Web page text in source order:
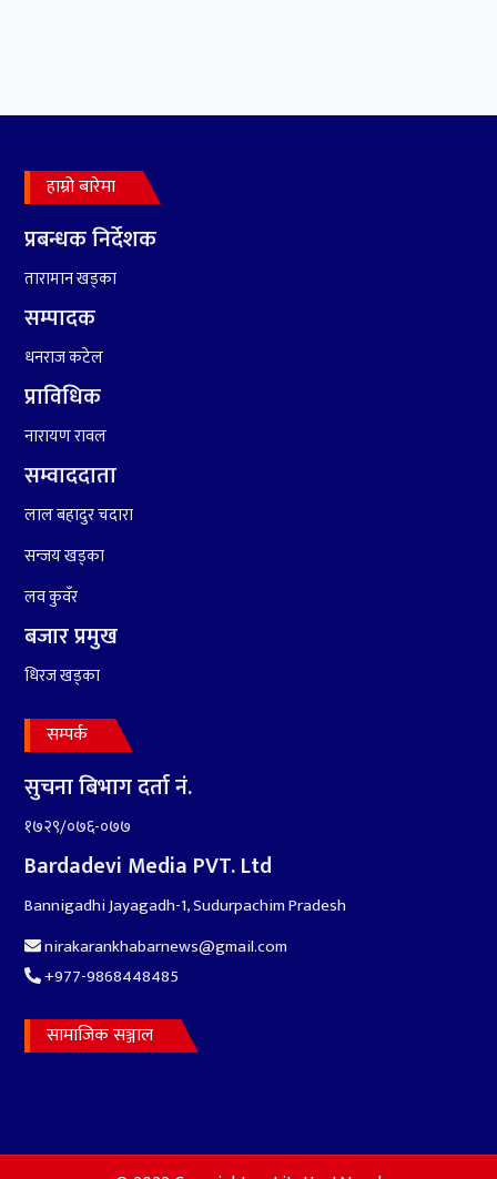
७
हामी पनि त उडाउछौ ।
हाम्रो बारेमा
प्रबन्धक निर्देशक
तारामान खड्का
सम्पादक
धनराज कटेल
प्राविधिक
नारायण रावल
सम्वाददाता
लाल बहादुर चदारा
सन्जय खड्का
लव कुवँर
बजार प्रमुख
धिरज खड्का
सम्पर्क
सुचना बिभाग दर्ता नं.
१७२९/०७६-०७७
Bardadevi Media PVT. Ltd
Bannigadhi Jayagadh-1, Sudurpachim Pradesh
nirakarankhabarnews@gmail.com
+977-9868448485
सामाजिक सञ्जाल